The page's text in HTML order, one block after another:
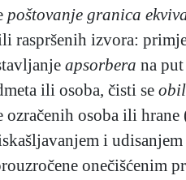
poštovanje granica
raspršenih izvora:
apsorbera na
ili osoba, čisti se
osoba ili
i
onečišćenim